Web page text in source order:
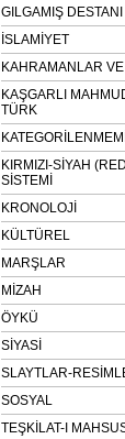
GILGAMIŞ DESTANI
İSLAMİYET
KAHRAMANLAR
KAŞGARLI
TÜRK
KIRMIZI-SİYAH
SİSTEMİ
KRONOLOJİ
KÜLTÜREL
MARŞLAR
MİZAH
ÖYKÜ
SİYASİ
SLAYTLAR-
SOSYAL
TEŞKİLAT-I